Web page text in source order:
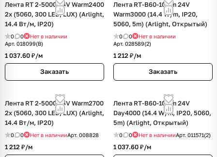
Лента RT 2-5000 24V Warm2400
2x (5060, 300 LED, LUX) (Arlight,
14.4 Вт/м, IP20)
0 0
Нет в наличии
Арт. 018099(B)
1 037.60 ₽/м
Заказать
Лента RT-B60-10mm 24V
Warm3000 (14.4 W/m, IP20,
5060, 5m) (Arlight, Открытый)
0 0
Нет в наличии
Арт. 028589(2)
1 212 ₽/м
Заказать
Лента RT 2-5000 24V Warm2700
2x (5060, 300 LED, LUX) (Arlight,
14.4 Вт/м, IP20)
0 0 Нет в наличииАрт. 008828
1 212 ₽/м
Лента RT-B60-10mm 24V
Day4000 (14.4 W/m, IP20, 5060,
5m) (Arlight, Открытый)
0 0 Нет в наличииАрт. 011571(2)
1 037.60 ₽/м